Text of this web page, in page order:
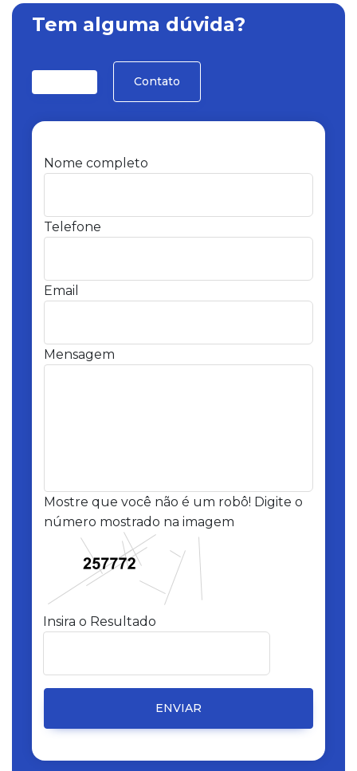
Tem alguma dúvida?
Contato
Nome completo
Telefone
Email
Mensagem
Mostre que você não é um robô! Digite o
número mostrado na imagem
Insira o Resultado
ENVIAR